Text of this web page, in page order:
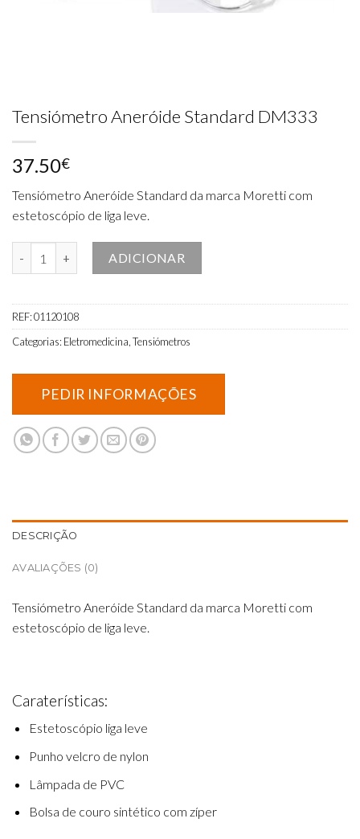
Tensiómetro Aneróide Standard DM333
37.50€
Tensiómetro Aneróide Standard da marca Moretti com
estetoscópio de liga leve.
ADICIONAR
REF:01120108
Categorias: Eletromedicina Tensiómetros
DESCRIÇÃO
AVALIAÇÕES (0)
Tensiómetro Aneróide Standard da marca Moretti com
estetoscópio de liga leve.
Caraterísticas:
Estetoscópio liga leve
Punho velcro de nylon
Lâmpada de PVC
Bolsa de couro sintético com zíper